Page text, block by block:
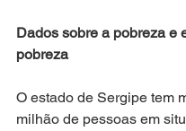
Dados sobre a pobreza e
pobreza
O estado de Sergipe tem
milhão de pessoas em